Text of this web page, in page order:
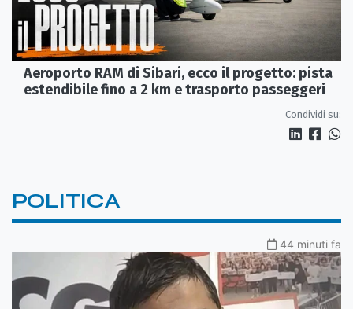
Aeroporto RAM di Sibari, ecco il progetto: pista
estendibile fino a 2 km e trasporto passeggeri
Condividi su:
POLITICA
44 minuti fa